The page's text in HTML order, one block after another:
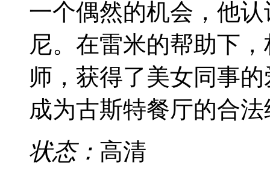
一个偶然的机会，他
尼。在雷米的帮助下
师，获得了美女同事
成为古斯特餐厅的合
状态： 高清